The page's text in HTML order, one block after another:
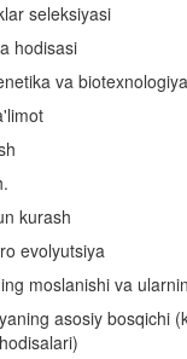
seleksiyasi
hodisasi
va biotexnologiya
kurash
evolyutsiya
moslanishi va
asosiy bosqichi